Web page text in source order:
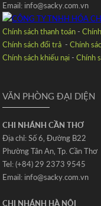
Email: info@sacky.com.vn
Chính sách thanh toán-
Chính sách đổi trả -Chính
Chính sách khiếu nại-Chính
VĂN PHÒNG ĐẠI DIỆN
CHI NHÁNH CẦN THƠ
Địa chỉ: Số 6‚ Đường B22
Phường Tân An‚ Tp. Cần Thơ
Tel: (+84) 29 2373 9545
Email: info@sacky.com.vn
CHI NHÁNH HÀ NỘI